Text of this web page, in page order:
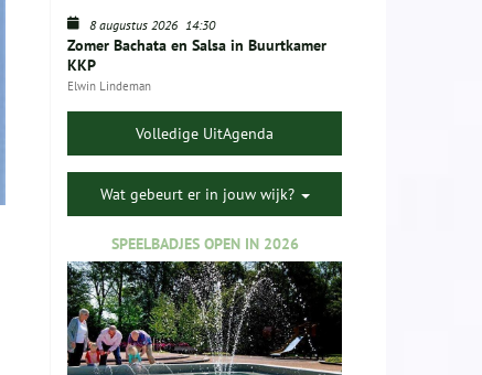
8 augustus 2026 14:30
Zomer Bachata en Salsa in Buurtkamer
KKP
Elwin Lindeman
Volledige UitAgenda
Wat gebeurt er in jouw wijk?
SPEELBADJES OPEN IN 2026